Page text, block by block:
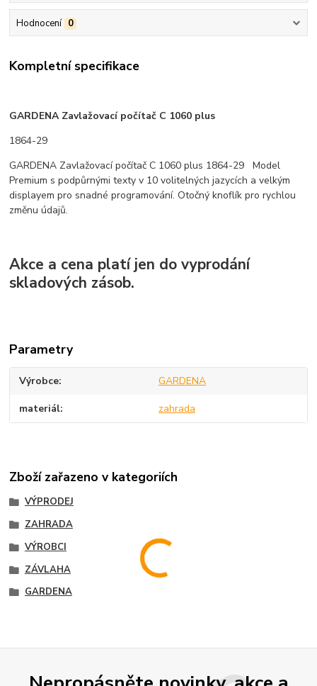
Hodnocení 0
Kompletní specifikace
GARDENA Zavlažovací počítač C 1060 plus
1864-29
GARDENA Zavlažovací počítač C 1060 plus 1864-29 Model
Premium s podpůrnými texty v 10 volitelných jazycích a velkým
displayem pro snadné programování. Otočný knoflík pro rychlou
změnu údajů.
Akce a cena platí jen do vyprodání
skladových zásob.
Parametry
Výrobce GARDENA
materiál zahrada
Zboží zařazeno v kategoriích
VÝPRODEJ
ZAHRADA
VÝROBCI
ZÁVLAHA
GARDENA